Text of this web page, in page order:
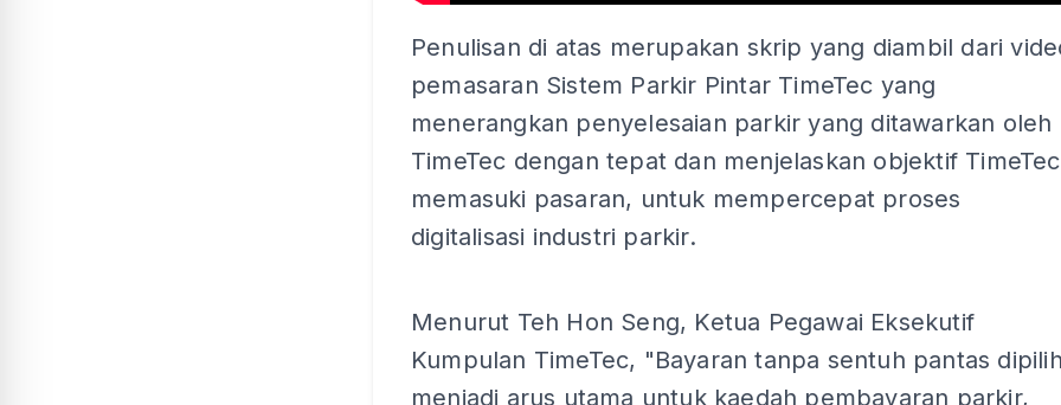
Penulisan di atas merupakan skrip yang diambil dari
pemasaran Sistem Parkir Pintar TimeTec yang
menerangkan penyelesaian parkir yang ditawarkan oleh
TimeTec dengan tepat dan menjelaskan objektif TimeTec
memasuki pasaran, untuk mempercepat proses
digitalisasi industri parkir.
Menurut Teh Hon Seng, Ketua Pegawai Eksekutif
Kumpulan TimeTec, "Bayaran tanpa sentuh pantas
menjadi arus utama untuk kaedah pembayaran parkir,